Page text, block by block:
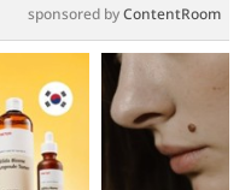
sponsored byContentRoom